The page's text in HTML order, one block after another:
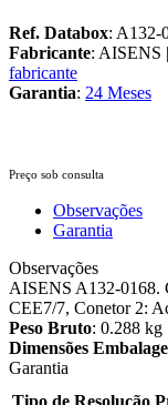
Ref. Databox: A132-
Fabricante: AISENS |
fabricante
Garantia: 24 Meses
Preço sob consulta
Observações
Garantia
Observações
AISENS A132-0168.
CEE7/7, Conetor 2:
Peso Bruto: 0.288 kg
Dimensões
Garantia
Tipo de Resolução